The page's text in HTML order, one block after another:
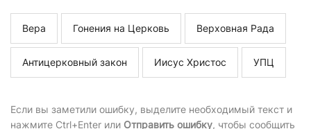
Вера Гонения на Церковь Верховная Рада
Антицерковный закон Иисус Христос УПЦ
Если вы заметили ошибку, выделите необходимый текст и
нажмите Ctrl+Enter или Отправить ошибку, чтобы сообщить